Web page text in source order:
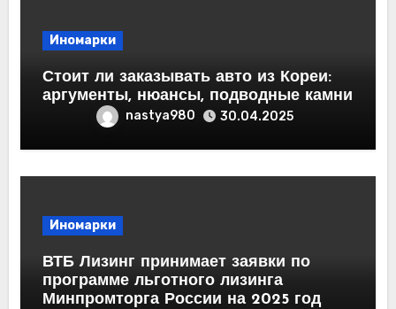
Иномарки
Стоит ли заказывать авто из Кореи:
аргументы, нюансы, подводные камни
nastya980 30.04.2025
Иномарки
ВТБ Лизинг принимает заявки по
программе льготного лизинга
Минпромторга России на 2025 год